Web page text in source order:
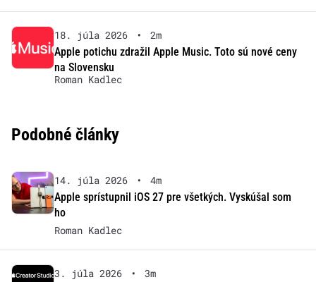
18. júla 2026 •
2m
Apple potichu zdražil Apple Music. Toto sú nové ceny
na Slovensku
Roman Kadlec
Podobné články
14. júla 2026 •
4m
Apple sprístupnil iOS 27 pre všetkých. Vyskúšal som
ho
Roman Kadlec
3. júla 2026 •
3m